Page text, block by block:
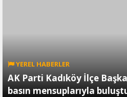
YEREL HABERLER
AK Parti Kadıköy İlçe
basın mensuplarıyla